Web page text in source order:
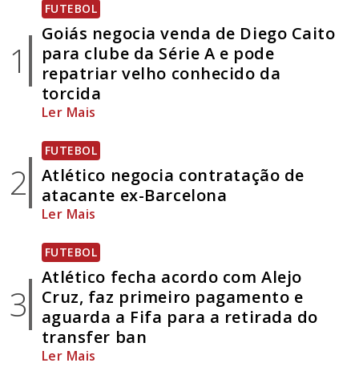
1
FUTEBOL
Goiás negocia venda de Diego Caito
para clube da Série A e pode
repatriar velho conhecido da
torcida
Ler Mais
2
FUTEBOL
Atlético negocia contratação de
atacante ex-Barcelona
Ler Mais
3
FUTEBOL
Atlético fecha acordo com Alejo
Cruz, faz primeiro pagamento e
aguarda a Fifa para a retirada do
transfer ban
Ler Mais